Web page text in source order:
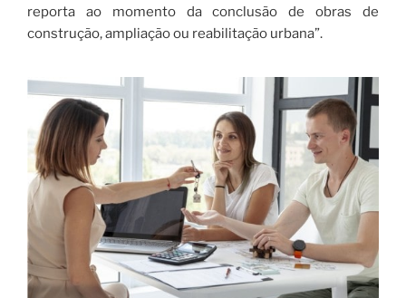
reporta ao momento da conclusão de obras de
construção, ampliação ou reabilitação urbana”.